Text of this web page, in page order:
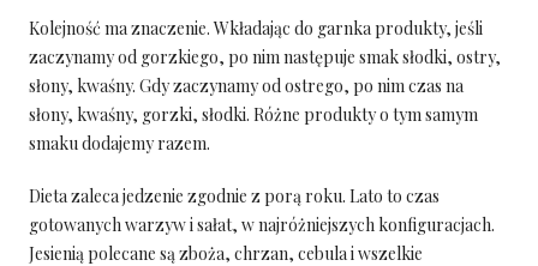
Kolejność ma znaczenie. Wkładając do garnka produkty, jeśli
zaczynamy od gorzkiego, po nim następuje smak słodki, ostry,
słony, kwaśny. Gdy zaczynamy od ostrego, po nim czas na
słony, kwaśny, gorzki, słodki. Różne produkty o tym samym
smaku dodajemy razem.
Dieta zaleca jedzenie zgodnie z porą roku. Lato to czas
gotowanych warzyw i sałat, w najróżniejszych konfiguracjach.
Jesienią polecane są zboża, chrzan, cebula i wszelkie